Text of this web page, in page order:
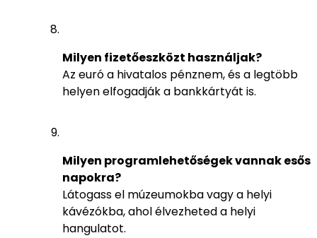
Milyen fizetőeszközt használjak?
Az euró a hivatalos pénznem, és a legtöbb
helyen elfogadják a bankkártyát is.
Milyen programlehetőségek vannak esős
napokra?
Látogass el múzeumokba vagy a helyi
kávézókba, ahol élvezheted a helyi
hangulatot.